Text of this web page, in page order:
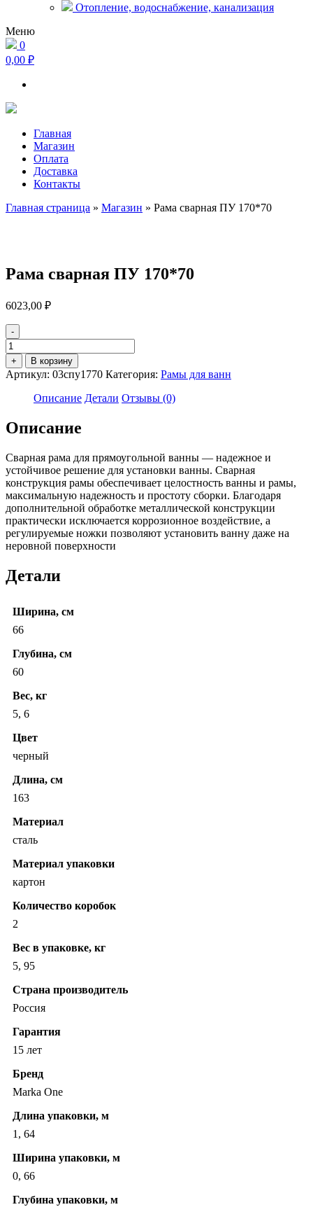
Отопление, водоснабжение, канализация
Меню
0
0,00 ₽
Главная
Магазин
Оплата
Доставка
Контакты
Главная страница » Магазин » Рама сварная ПУ 170*70
Рама сварная ПУ 170*70
6023,00 ₽
-
Количество
товара
Рама
сварная
170*70
+ В корзину
Артикул: 03спу1770 Категория: Рамы для ванн
Описание Детали Отзывы (0)
Описание
Сварная рама для прямоугольной ванны — надежное и
устойчивое решение для установки ванны. Сварная
конструкция рамы обеспечивает целостность ванны и рамы,
максимальную надежность и простоту сборки. Благодаря
дополнительной обработке металлической конструкции
практически исключается коррозионное воздействие, а
регулируемые ножки позволяют установить ванну даже на
неровной поверхности
Детали
Ширина, см
66
Глубина, см
60
Вес, кг
5, 6
Цвет
черный
Длина, см
163
Материал
сталь
Материал упаковки
картон
Количество коробок
2
Вес в упаковке, кг
5, 95
Страна производитель
Россия
Гарантия
15 лет
Бренд
Marka One
Длина упаковки, м
1, 64
Ширина упаковки, м
0, 66
Глубина упаковки, м